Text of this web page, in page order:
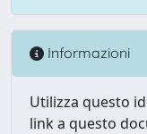
Informazioni
Utilizza questo
link a questo